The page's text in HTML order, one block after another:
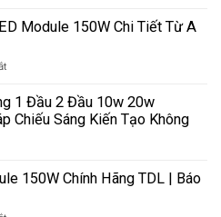
Không?Module 150W Chi Tiết Từ A
ở
Đèn
Pha
Chi
1 Đầu 2 Đầu 10w 20w
Chiếu Sáng Kiến Tạo Không
150W Chính Hãng TDL | Báo